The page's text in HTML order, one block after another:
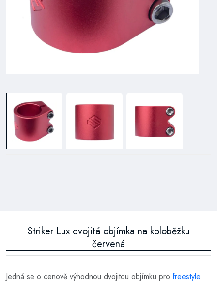
Striker Lux dvojitá objímka na koloběžku
červená
Jedná se o cenově výhodnou dvojitou objímku pro freestyle